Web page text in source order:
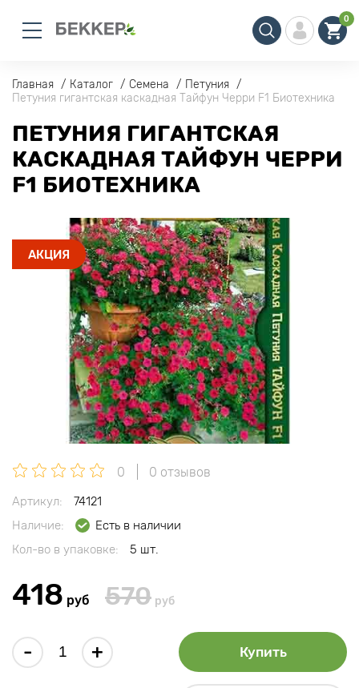
0
Главная Каталог Семена
Петуния
Петуния гигантская каскадная Тайфун Черри F1 Биотехника
ПЕТУНИЯ ГИГАНТСКАЯ
КАСКАДНАЯ ТАЙФУН ЧЕРРИ
F1 БИОТЕХНИКА
АКЦИЯ
0 0 отзывов
Артикул:
74121
Наличие:
Есть в наличии
Кол-во в упаковке:
5 шт.
418 руб 570 руб
- + Купить